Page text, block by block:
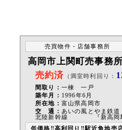
売買物件・店舗事務所
高岡市上関町売事務所
売約済 （満室時利回り：
間取り： 一棟 一戸
築年月： 1996年6月
所在地： 富山県高岡市
交 通： あいの風とやま鉄
北陸新幹線 『新高岡駅
低価格‼高利回り‼駅近角地売